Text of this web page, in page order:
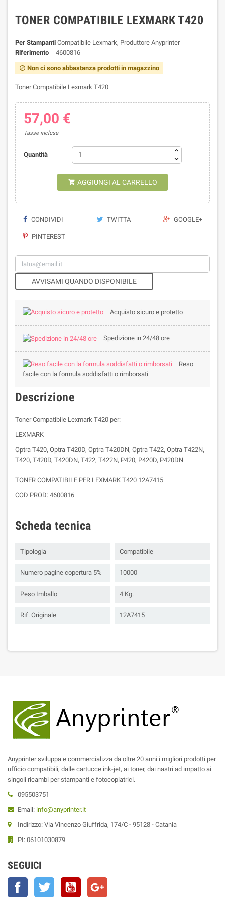
TONER COMPATIBILE LEXMARK T420
Per Stampanti Compatibile Lexmark, Produttore Anyprinter
Riferimento
4600816
 Non ci sono abbastanza prodotti in magazzino
Toner Compatibile Lexmark T420
57,00 €
Tasse incluse
Quantità
 AGGIUNGI AL CARRELLO
CONDIVIDI TWITTA GOOGLE+
PINTEREST
AVVISAMI QUANDO DISPONIBILE
Acquisto sicuro e protetto
Spedizione in 24/48 ore
Reso
facile con la formula soddisfatti o rimborsati
Descrizione
Toner Compatibile Lexmark T420 per:
LEXMARK
Optra T420, Optra T420D, Optra T420DN, Optra T422, Optra T422N,
T420, T420D, T420DN, T422, T422N, P420, P420D, P420DN
TONER COMPATIBILE PER LEXMARK T420 12A7415
COD PROD: 4600816
Scheda tecnica
Tipologia Compatibile
Numero pagine copertura 5% 10000
Peso Imballo 4 Kg.
Rif. Originale 12A7415
Anyprinter sviluppa e commercializza da oltre 20 anni i migliori prodotti per
ufficio compatibili, dalle cartucce ink-jet, ai toner, dai nastri ad impatto ai
singoli ricambi per stampanti e fotocopiatrici.
095503751
Email: info@anyprinter.it
Indirizzo: Via Vincenzo Giuffrida, 174/C - 95128 - Catania
PI: 06101030879
SEGUICI
Facebook Twitter YouTube